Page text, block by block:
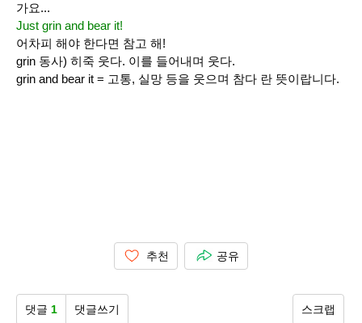
가요...
Just grin and bear it!
어차피 해야 한다면 참고 해!
grin 동사) 히죽 웃다. 이를 들어내며 웃다.
grin and bear it = 고통, 실망 등을 웃으며 참다 란 뜻이랍니다.
추천 공유
댓글 1 댓글쓰기 스크랩